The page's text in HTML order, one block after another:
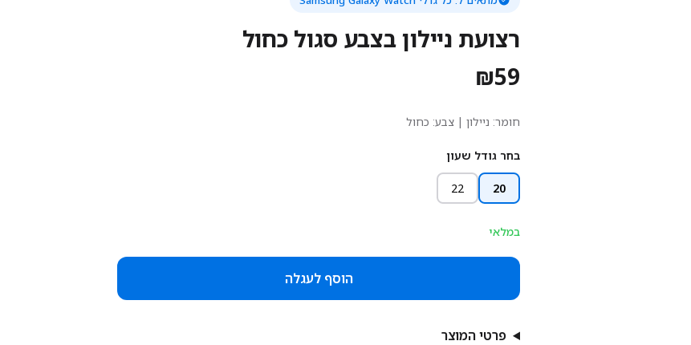
רצועת ניילון בצבע סגול כחול
₪59
חומר: ניילון | צבע: כחול
בחר גודל שעון
20
22
במלאי
הוסף לעגלה
פרטי המוצר